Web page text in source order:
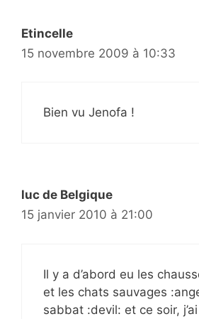
Etincelle
15 novembre 2009 à 10:33
Bien vu Jenofa !
luc de Belgique
15 janvier 2010 à 21:00
Il y a d’abord eu les
et les chats sauvages
sabbat :devil: et ce soir,